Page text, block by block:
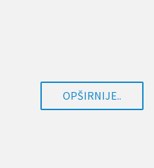
OPŠIRNIJE..